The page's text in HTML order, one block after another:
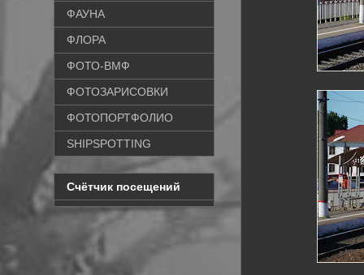
ФАУНА
ФЛОРА
ФОТО-ВМФ
ФОТОЗАРИСОВКИ
ФОТОПОРТФОЛИО
SHIPSPOTTING
Счётчик посещений